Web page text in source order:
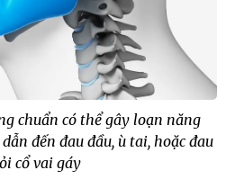
chuẩn có thể gây loạn năng
đến đau đầu, ù tai, hoặc đau
cổ vai gáy